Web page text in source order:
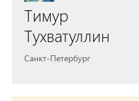
Тимур
Тухватуллин
Санкт-Петербург